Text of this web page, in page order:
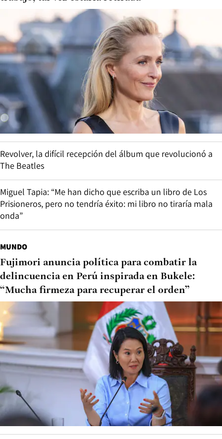
Revolver, la difícil recepción del álbum que revolucionó a
The Beatles
Miguel Tapia: “Me han dicho que escriba un libro de Los
Prisioneros, pero no tendría éxito: mi libro no tiraría mala
onda”
MUNDO
Fujimori anuncia política para combatir la
delincuencia en Perú inspirada en Bukele:
“Mucha firmeza para recuperar el orden”